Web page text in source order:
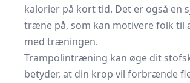
kalorier på kort tid. Det er også en
træne på, som kan motivere folk
med træningen.
Trampolintræning kan øge dit
betyder, at din krop vil forbrænde